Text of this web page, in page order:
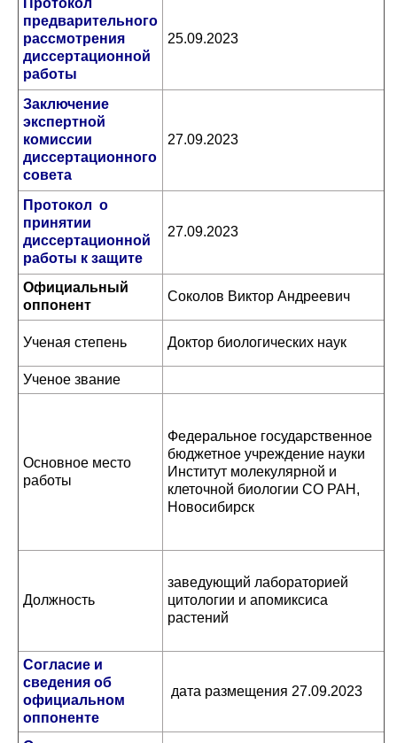
Протокол
предварительного
рассмотрения
диссертационной
работы
25.09.2023
Заключение
экспертной
комиссии
диссертационного
совета
27.09.2023
Протокол о
принятии
диссертационной
работы к защите
27.09.2023
Официальный
оппонент
Соколов Виктор Андреевич
Ученая степень Доктор биологических наук
Ученое звание
Основное место
работы
Федеральное государственное
бюджетное учреждение науки
Институт молекулярной и
клеточной биологии СО РАН,
Новосибирск
Должность
заведующий лабораторией
цитологии и апомиксиса
растений
Согласие и
сведения об
официальном
оппоненте
дата размещения 27.09.2023